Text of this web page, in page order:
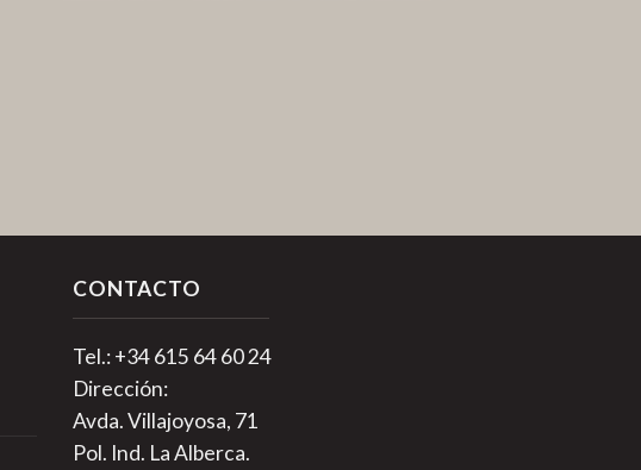
CONTACTO
Tel.: +34 615 64 60 24
Dirección:
Avda. Villajoyosa, 71
Pol. Ind. La Alberca.